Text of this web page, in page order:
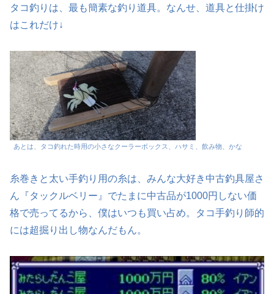
タコ釣りは、最も簡素な釣り道具。なんせ、道具と仕掛け
はこれだけ↓
あとは、タコ釣れた時用の小さなクーラーボックス、ハサミ、飲み物、かな
糸巻きと太い手釣り用の糸は、みんな大好き中古釣具屋さ
ん『タックルベリー』でたまに中古品が1000円しない価
格で売ってるから、僕はいつも買い占め。タコ手釣り師的
には超掘り出し物なんだもん。